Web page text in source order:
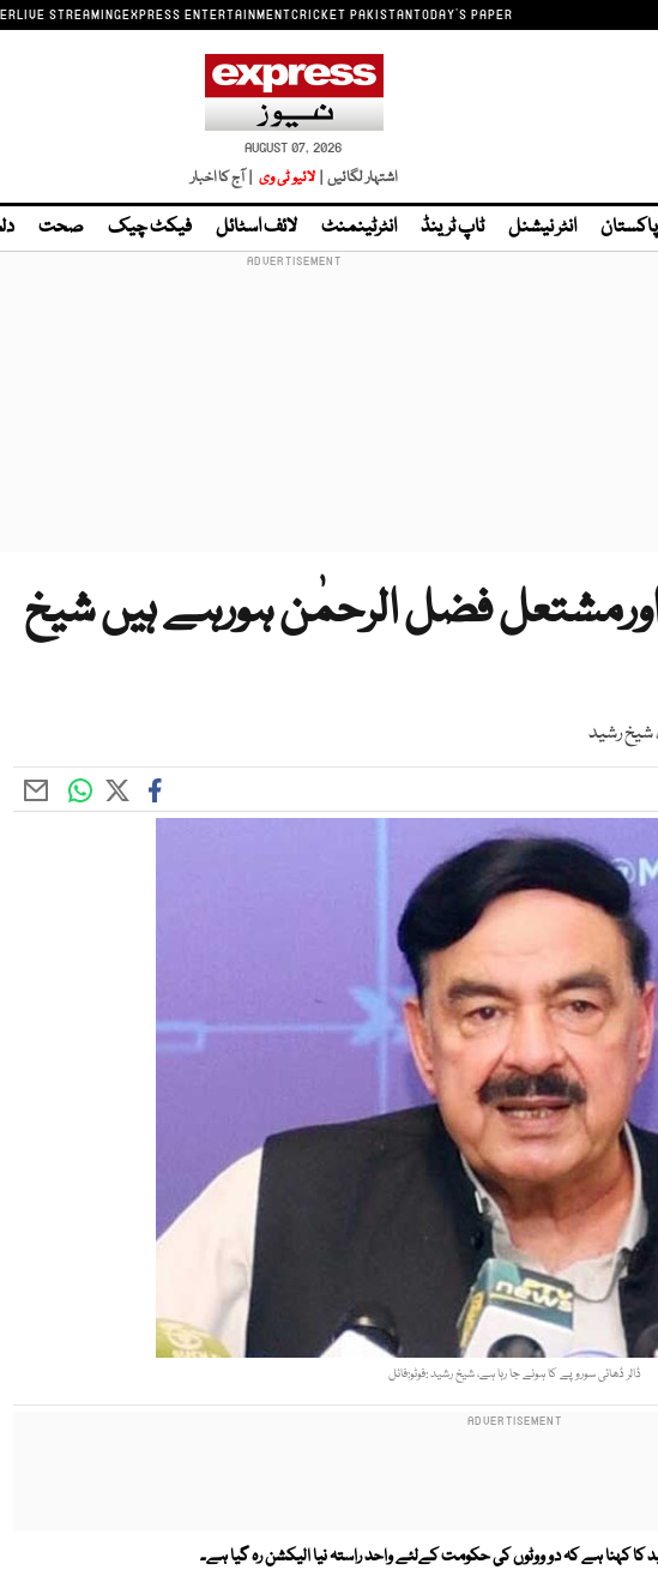
LIVE STREAMINGEXPRESS ENTERTAINMENTCRICKET PAKISTANTODAY'S PAPER
AUGUST 07, 2026
اشتہار لگائیں | لائیو ٹی وی | آج کا اخبار
پاکستان انٹر نیشنل ٹاپ ٹرینڈ انٹرٹینمنٹ لائف اسٹائل فیکٹ چیک صحت
اورمشتعل فضل الرحمٰن ہورہے ہیں شیخ
شیخ رشید
ڈالر ڈھائی سوروپے کا ہونے جا رہا ہے، شیخ رشید :فوٹو:فائل
کہنا ہے کہ دو ووٹوں کی حکومت کےلئے واحد راستہ نیا الیکشن رہ گیا ہے۔